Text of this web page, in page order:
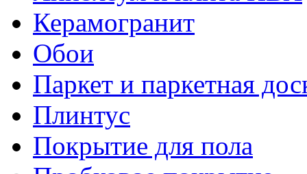
Керамогранит
Обои
Паркет и паркетная
Плинтус
Покрытие для пола